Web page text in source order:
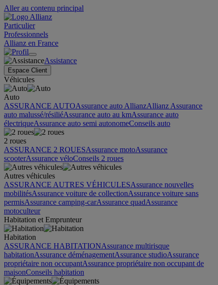
Aller au contenu principal
Particulier
Professionnels
Allianz en France
Assistance
Espace Client
Véhicules
Auto
ASSURANCE AUTOAssurance auto AllianzAllianz Assurance
auto malussé/résiliéAssurance auto au kmAssurance auto
électriqueAssurance auto semi autonomeConseils auto
2 roues
ASSURANCE 2 ROUESAssurance motoAssurance
scooterAssurance véloConseils 2 roues
Autres véhicules
ASSURANCE AUTRES VÉHICULESAssurance nouvelles
mobilitésAssurance voiture de collectionAssurance voiture sans
permisAssurance camping-carAssurance quadAssurance
motoculteur
Habitation et Emprunteur
Habitation
ASSURANCE HABITATIONAssurance multirisque
habitationAssurance déménagementAssurance studioAssurance
propriétaire non occupantAssurance propriétaire non occupant de
maisonConseils habitation